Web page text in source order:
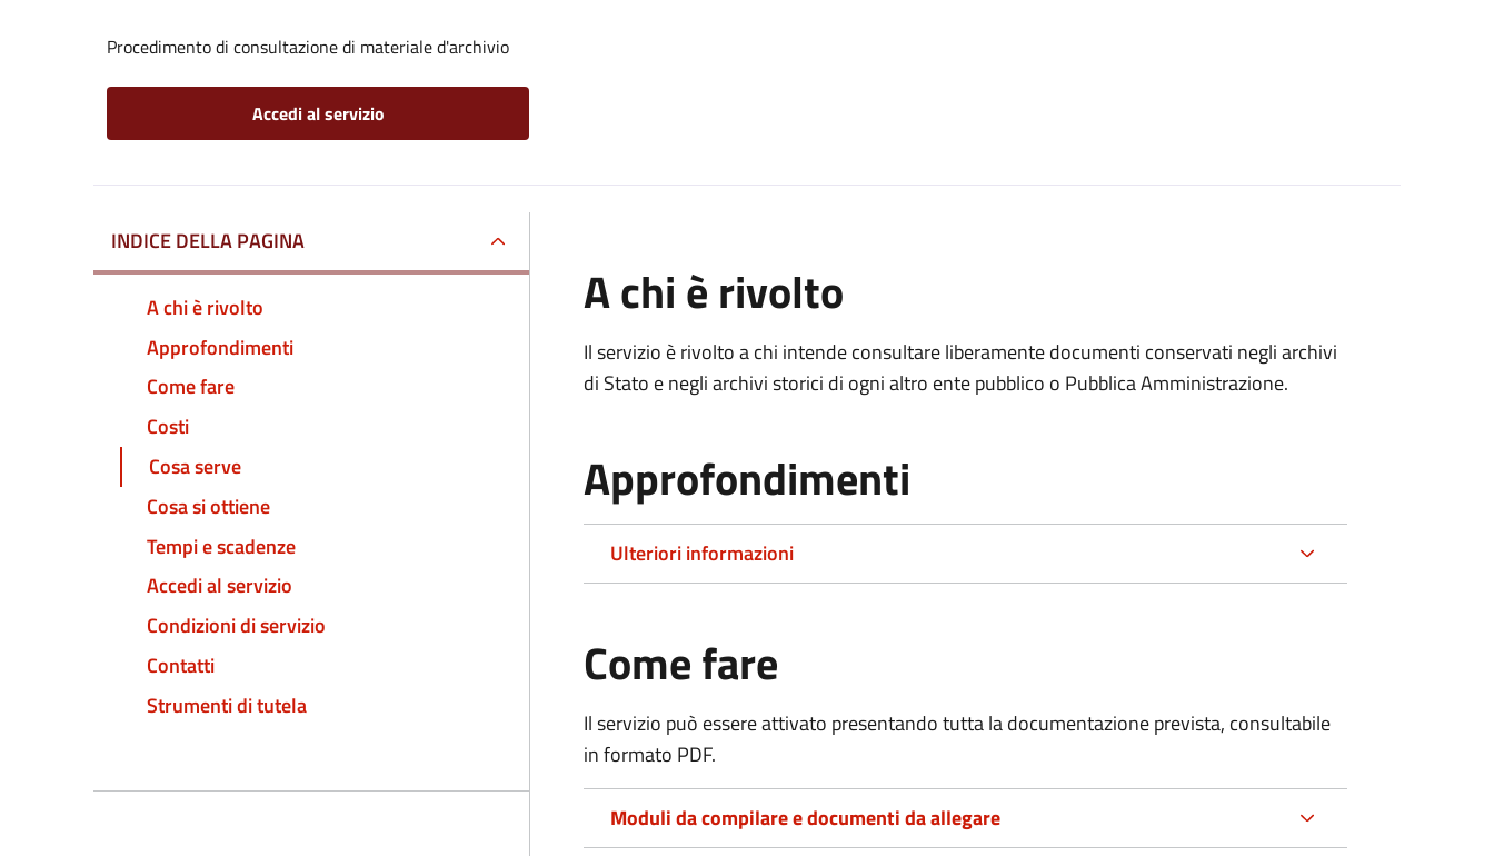
Procedimento di consultazione di materiale d'archivio
Accedi al servizio
INDICE DELLA PAGINA
A chi è rivolto
Approfondimenti
Come fare
Costi
Cosa serve
Cosa si ottiene
Tempi e scadenze
Accedi al servizio
Condizioni di servizio
Contatti
Strumenti di tutela
A chi è rivolto
Il servizio è rivolto a chi intende consultare liberamente documenti conservati negli archivi
di Stato e negli archivi storici di ogni altro ente pubblico o Pubblica Amministrazione.
Approfondimenti
Ulteriori informazioni
Come fare
Il servizio può essere attivato presentando tutta la documentazione prevista, consultabile
in formato PDF.
Moduli da compilare e documenti da allegare